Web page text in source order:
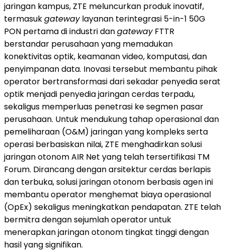
jaringan kampus, ZTE meluncurkan produk inovatif,
termasukgatewaylayanan terintegrasi 5-in-1 50G
PON pertama di industri dangatewayFTTR
berstandar perusahaan yang memadukan
konektivitas optik, keamanan video, komputasi, dan
penyimpanan data. Inovasi tersebut membantu pihak
operator bertransformasi dari sekadar penyedia serat
optik menjadi penyedia jaringan cerdas terpadu,
sekaligus memperluas penetrasi ke segmen pasar
perusahaan. Untuk mendukung tahap operasional dan
pemeliharaan (O&M) jaringan yang kompleks serta
operasi berbasiskan nilai, ZTE menghadirkan solusi
jaringan otonom AIR Net yang telah tersertifikasi TM
Forum. Dirancang dengan arsitektur cerdas berlapis
dan terbuka, solusi jaringan otonom berbasis agen ini
membantu operator menghemat biaya operasional
(OpEx) sekaligus meningkatkan pendapatan. ZTE telah
bermitra dengan sejumlah operator untuk
menerapkan jaringan otonom tingkat tinggi dengan
hasil yang signifikan.